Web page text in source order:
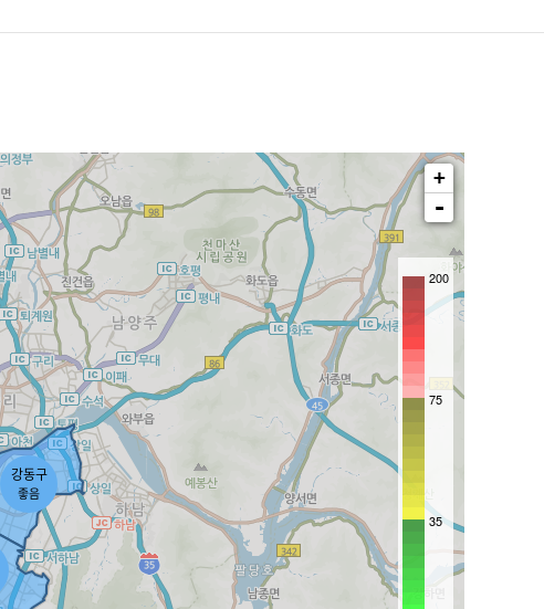
강동구
좋음
+
-
200
75
35